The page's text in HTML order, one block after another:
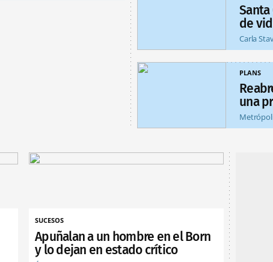
Santa
de
Carla
PLANS
una
SUCESOS
Apuñalan a un hombre en el Born
y lo dejan en estado crítico